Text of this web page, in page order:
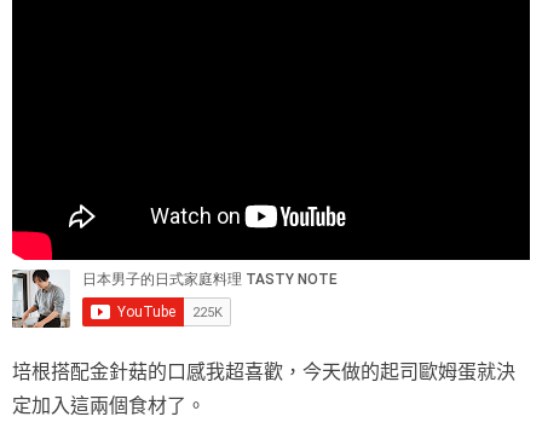
培根搭配金針菇的口感我超喜歡，今天做的起司歐姆蛋就決
定加入這兩個食材了。